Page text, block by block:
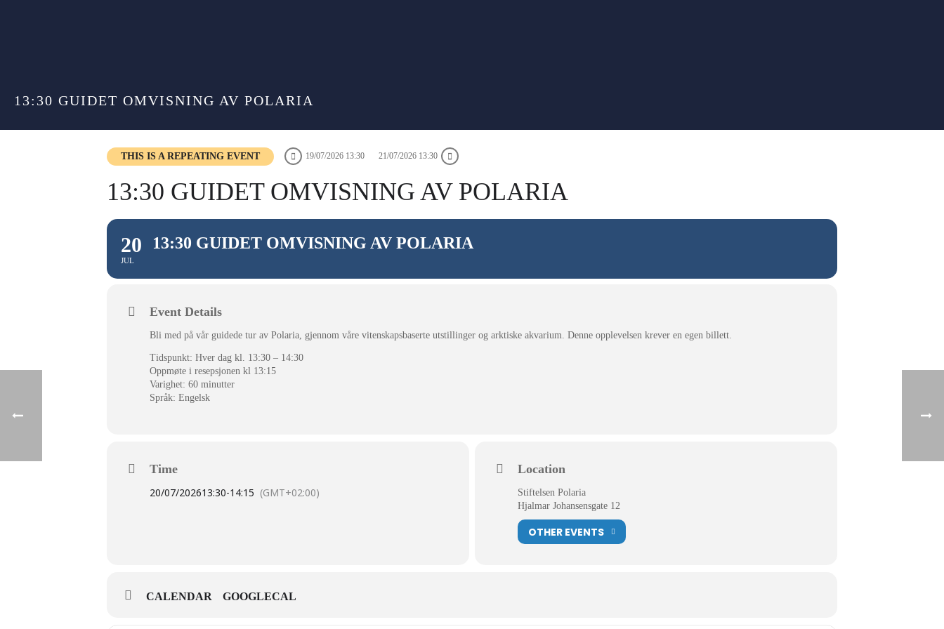
13:30 GUIDET OMVISNING AV POLARIA
THIS IS A REPEATING EVENT 19/07/2026 13:30 21/07/2026 13:30
13:30 GUIDET OMVISNING AV POLARIA
20
JUL
13:30 GUIDET OMVISNING AV POLARIA
Event Details
Bli med på vår guidede tur av Polaria, gjennom våre vitenskapsbaserte utstillinger og arktiske akvarium. Denne opplevelsen krever en egen billett.
Tidspunkt: Hver dag kl. 13:30 – 14:30
Oppmøte i resepsjonen kl 13:15
Varighet: 60 minutter
Språk: Engelsk
Time
20/07/202613:30-14:15 (GMT+02:00)
Location
Stiftelsen Polaria
Hjalmar Johansensgate 12
OTHER EVENTS
CALENDAR GOOGLECAL